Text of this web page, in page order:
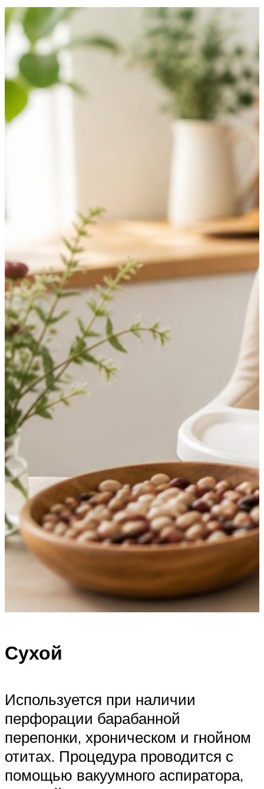
Сухой
Используется при наличии
перфорации барабанной
перепонки, хроническом и гнойном
отитах. Процедура проводится с
помощью вакуумного аспиратора,